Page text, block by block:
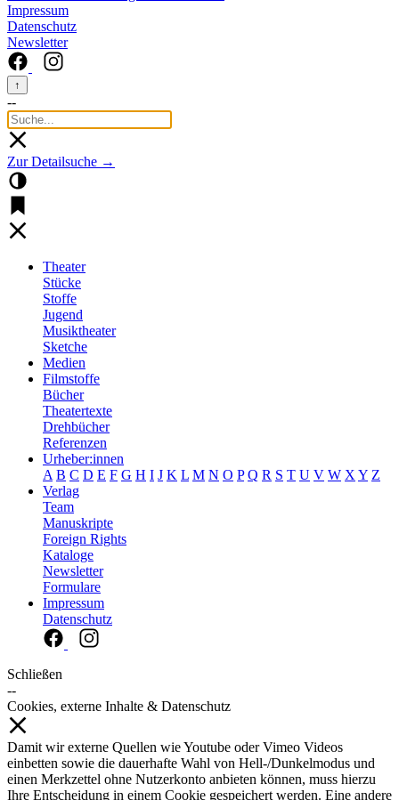
Impressum
Datenschutz
Newsletter
↑
--
Zur Detailsuche →
Theater
Stücke
Stoffe
Jugend
Musiktheater
Sketche
Medien
Filmstoffe
Bücher
Theatertexte
Drehbücher
Referenzen
Urheber:innen
A B C D E F G H I J K L M N O P Q R S T U V W X Y Z
Verlag
Team
Manuskripte
Foreign Rights
Kataloge
Newsletter
Formulare
Impressum
Datenschutz
Schließen
--
Cookies, externe Inhalte & Datenschutz
Damit wir externe Quellen wie Youtube oder Vimeo Videos
einbetten sowie die dauerhafte Wahl von Hell-/Dunkelmodus und
einen Merkzettel ohne Nutzerkonto anbieten können, muss hierzu
Ihre Entscheidung in einem Cookie gespeichert werden. Eine andere